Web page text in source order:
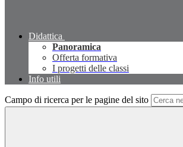
Didattica
Panoramica
Offerta formativa
I progetti delle classi
Info utili
Campo di ricerca per le pagine del sito